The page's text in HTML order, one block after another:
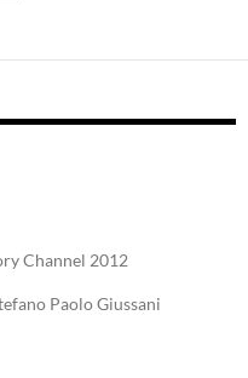
Channel 2012
Paolo Giussani